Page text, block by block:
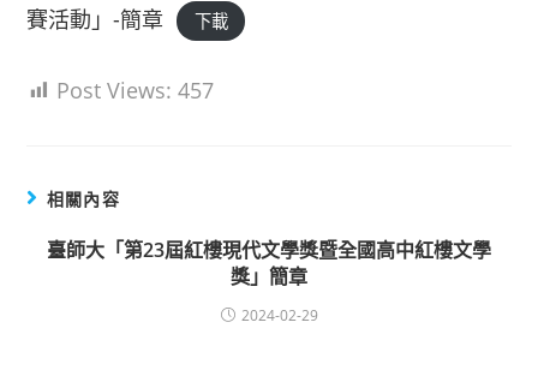
賽活動」-簡章
下載
Post Views: 457
相關內容
臺師大「第23屆紅樓現代文學獎暨全國高中紅樓文學
獎」簡章
2024-02-29